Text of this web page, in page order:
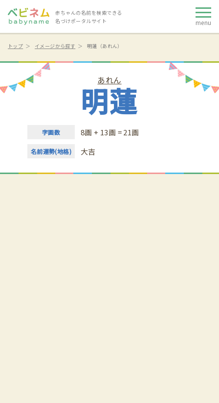
赤ちゃんの名前を検索できる
名づけポータルサイト
menu
トップ イメージから探す 明蓮（あれん）
あれん
明蓮
字画数 8画 + 13画 = 21画
名前運勢(地格) 大吉